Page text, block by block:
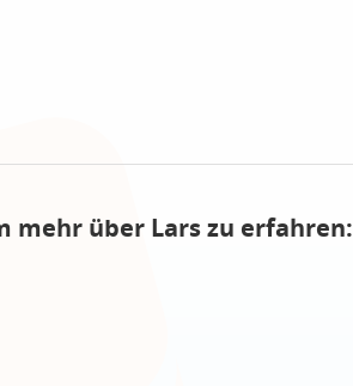
mehr über Lars zu erfahren: